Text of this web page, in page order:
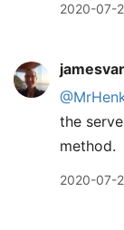
2020-07-
the
method.
2020-07-